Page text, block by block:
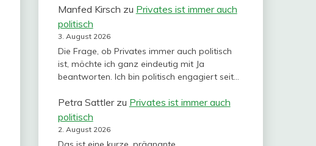
Manfed Kirsch zu Privates ist immer auch
politisch
3. August 2026
Die Frage, ob Privates immer auch politisch
ist, möchte ich ganz eindeutig mit Ja
beantworten. Ich bin politisch engagiert seit…
Petra Sattlerzu Privates ist immer auch
politisch
2. August 2026